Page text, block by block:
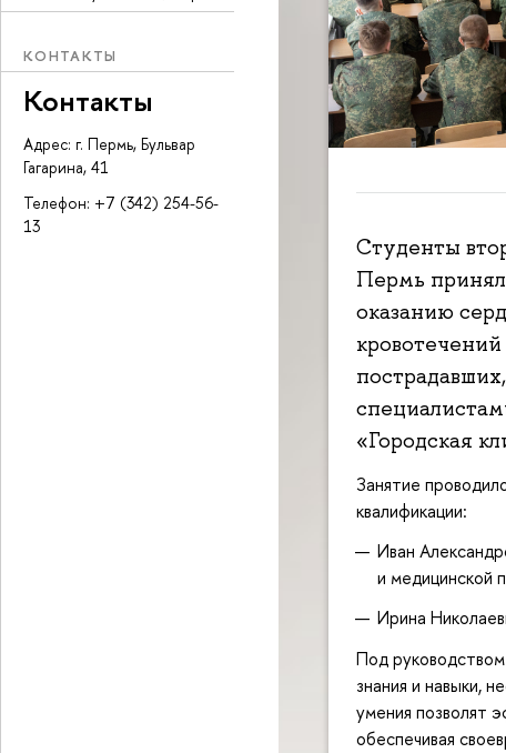
КОНТАКТЫ
Контакты
Адрес: г. Пермь, Бульвар
Гагарина, 41
Телефон: +7 (342) 254-56-
13
Студенты
Пермь
оказанию
«Городская
Занятие
квалификации:
Иван
и медицинской
Ирина
Под
знания и навыки,
умения позволят
обеспечивая